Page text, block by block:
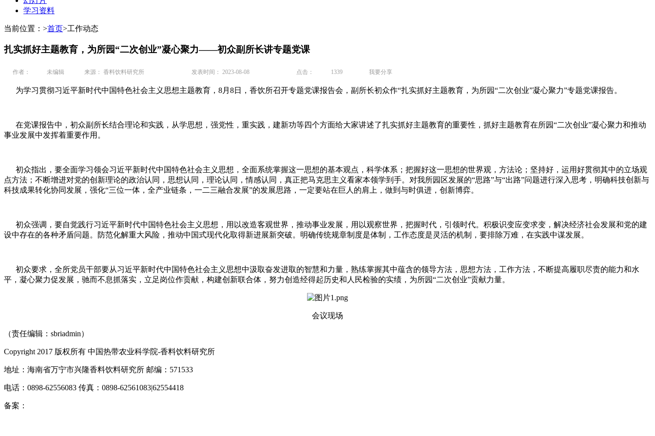
学习资料
当前位置： >首页>工作动态
扎实抓好主题教育，为所园“二次创业”凝心聚力——初众副所长讲专题党课
作者： 未编辑 来源： 香料饮料研究所 发表时间： 2023-08-08 点击： 1339 我要分享
为学习贯彻习近平新时代中国特色社会主义思想主题教育，8月8日，香饮所召开专题党课报告会，副所长初众作“扎实抓好主题教育，为所园“二次创业”凝心聚力”专题党课报告。
在党课报告中，初众副所长结合理论和实践，从学思想，强党性，重实践，建新功等四个方面给大家讲述了扎实抓好主题教育的重要性，抓好主题教育在所园“二次创业”凝心聚力和推动
事业发展中发挥着重要作用。
初众指出，要全面学习领会习近平新时代中国特色社会主义思想，全面系统掌握这一思想的基本观点，科学体系；把握好这一思想的世界观，方法论；坚持好，运用好贯彻其中的立场观
点方法；不断增进对党的创新理论的政治认同，思想认同，理论认同，情感认同，真正把马克思主义看家本领学到手。对我所园区发展的“思路”与“出路”问题进行深入思考，明确科技创新与
科技成果转化协同发展，强化“三位一体，全产业链条，一二三融合发展”的发展思路，一定要站在巨人的肩上，做到与时俱进，创新博弈。
初众强调，要自觉践行习近平新时代中国特色社会主义思想，用以改造客观世界，推动事业发展，用以观察世界，把握时代，引领时代。积极识变应变求变，解决经济社会发展和党的建
设中存在的各种矛盾问题。防范化解重大风险，推动中国式现代化取得新进展新突破。明确传统规章制度是体制，工作态度是灵活的机制，要排除万难，在实践中谋发展。
初众要求，全所党员干部要从习近平新时代中国特色社会主义思想中汲取奋发进取的智慧和力量，熟练掌握其中蕴含的领导方法，思想方法，工作方法，不断提高履职尽责的能力和水
平，凝心聚力促发展，驰而不息抓落实，立足岗位作贡献，构建创新联合体，努力创造经得起历史和人民检验的实绩，为所园“二次创业”贡献力量。
会议现场
（责任编辑：sbriadmin）
Copyright 2017 版权所有 中国热带农业科学院-香料饮料研究所
地址：海南省万宁市兴隆香料饮料研究所 邮编：571533
电话：0898-62556083 传真：0898-62561083|62554418
备案：